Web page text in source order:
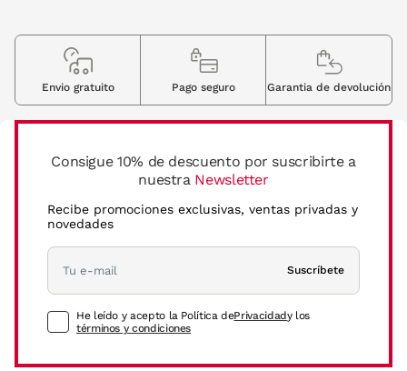
Consigue 10% de descuento por suscribirte a
nuestra Newsletter
Recibe promociones exclusivas, ventas privadas y
novedades
Suscríbete
He leído y acepto la Política dePrivacidady los
términos y condiciones
Envio gratuito Pago seguro Garantia de devolución